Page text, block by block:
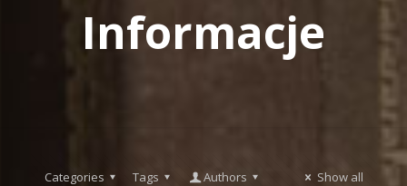
Informacje
Categories Tags Authors Show all